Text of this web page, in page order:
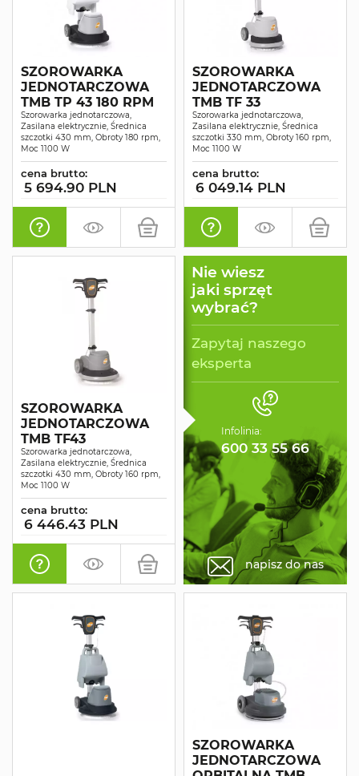
SZOROWARKA
JEDNOTARCZOWA
TMB TP 43 180 RPM
Szorowarka jednotarczowa,
Zasilana elektrycznie, Średnica
szczotki 430 mm, Obroty 180 rpm,
Moc 1100 W
cena brutto:
5 694.90 PLN
SZOROWARKA
JEDNOTARCZOWA
TMB TF 33
Szorowarka jednotarczowa,
Zasilana elektrycznie, Średnica
szczotki 330 mm, Obroty 160 rpm,
Moc 1100 W
cena brutto:
6 049.14 PLN
SZOROWARKA
JEDNOTARCZOWA
TMB TF43
Szorowarka jednotarczowa,
Zasilana elektrycznie, Średnica
szczotki 430 mm, Obroty 160 rpm,
Moc 1100 W
cena brutto:
6 446.43 PLN
Nie wiesz
jaki sprzęt
wybrać?
Zapytaj naszego
eksperta
Infolinia:
600 33 55 66
napisz do nas
SZOROWARKA
JEDNOTARCZOWA